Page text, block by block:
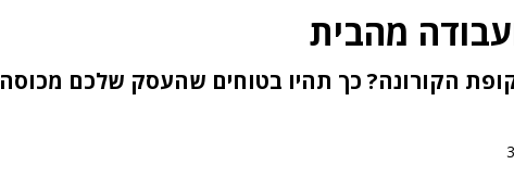
מהבית
הקורונה? כך תהיו בטוחים שהעסק שלכם מכוסה